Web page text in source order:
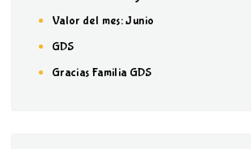
Valor del mes: Junio
GDS
Gracias Familia GDS